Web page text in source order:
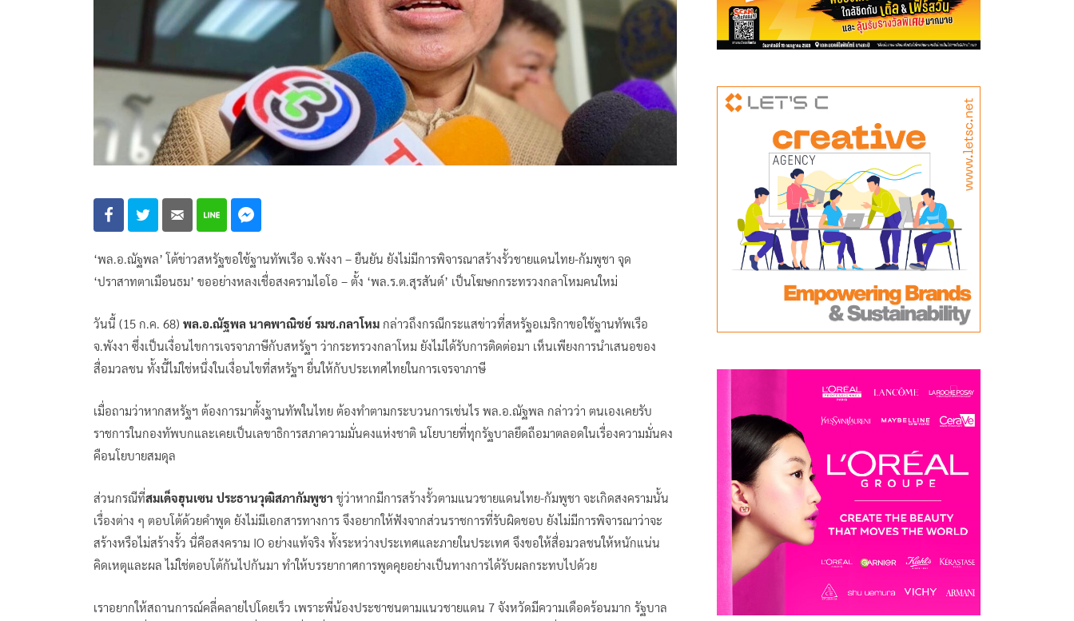
‘พล.อ.ณัฐพล’ โต้ข่าวสหรัฐขอใช้ฐานทัพเรือ จ.พังงา – ยืนยัน ยังไม่มีการพิจารณาสร้างรั้วชายแดนไทย-กัมพูชา จุด
‘ปราสาทตาเมือนธม’ ขออย่างหลงเชื่อสงครามไอโอ – ตั้ง ‘พล.ร.ต.สุรสันต์’ เป็นโฆษกกระทรวงกลาโหมคนใหม่
วันนี้ (15 ก.ค. 68) พล.อ.ณัฐพล นาคพาณิชย์ รมช.กลาโหม กล่าวถึงกรณีกระแสข่าวที่สหรัฐอเมริกาขอใช้ฐานทัพเรือ
จ.พังงา ซึ่งเป็นเงื่อนไขการเจรจาภาษีกับสหรัฐฯ ว่ากระทรวงกลาโหม ยังไม่ได้รับการติดต่อมา เห็นเพียงการนำเสนอของ
สื่อมวลชน ทั้งนี้ไม่ใช่หนึ่งในเงื่อนไขที่สหรัฐฯ ยื่นให้กับประเทศไทยในการเจรจาภาษี
เมื่อถามว่าหากสหรัฐฯ ต้องการมาตั้งฐานทัพในไทย ต้องทำตามกระบวนการเช่นไร พล.อ.ณัฐพล กล่าวว่า ตนเองเคยรับ
ราชการในกองทัพบกและเคยเป็นเลขาธิการสภาความมั่นคงแห่งชาติ นโยบายที่ทุกรัฐบาลยึดถือมาตลอดในเรื่องความมั่นคง
คือนโยบายสมดุล
ส่วนกรณีที่สมเด็จฮุนเซน ประธานวุฒิสภากัมพูชา ขู่ว่าหากมีการสร้างรั้วตามแนวชายแดนไทย-กัมพูชา จะเกิดสงครามนั้น
เรื่องต่าง ๆ ตอบโต้ด้วยคำพูด ยังไม่มีเอกสารทางการ จึงอยากให้ฟังจากส่วนราชการที่รับผิดชอบ ยังไม่มีการพิจารณาว่าจะ
สร้างหรือไม่สร้างรั้ว นี่คือสงคราม IO อย่างแท้จริง ทั้งระหว่างประเทศและภายในประเทศ จึงขอให้สื่อมวลชนให้หนักแน่น
คิดเหตุและผล ไม่ใช่ตอบโต้กันไปกันมา ทำให้บรรยากาศการพูดคุยอย่างเป็นทางการได้รับผลกระทบไปด้วย
เราอยากให้สถานการณ์คลี่คลายไปโดยเร็ว เพราะพี่น้องประชาชนตามแนวชายแดน 7 จังหวัดมีความเดือดร้อนมาก รัฐบาล